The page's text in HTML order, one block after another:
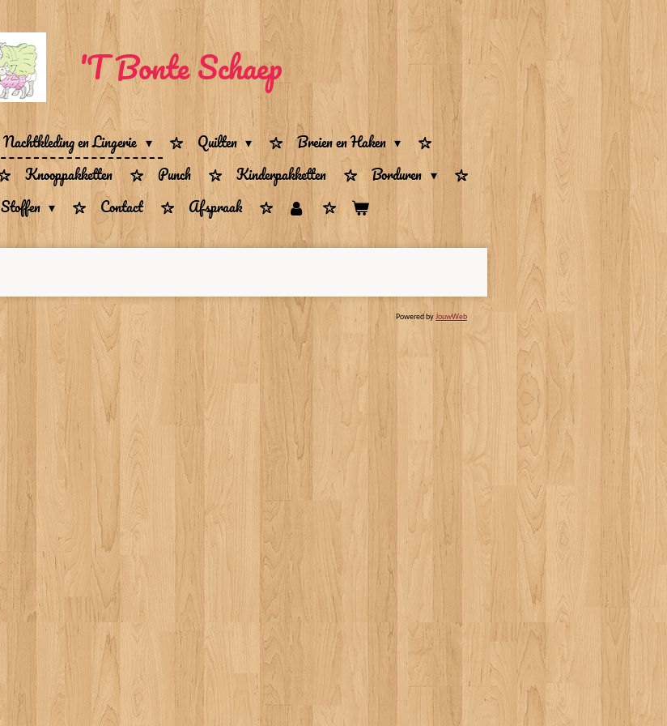
'T Bonte Schaep
Nachtkleding en Lingerie Quilten
Breien en Haken
Knooppakketten Punch Kinderpakketten
Borduren
Stoffen Contact Afspraak
Powered byJouwWeb